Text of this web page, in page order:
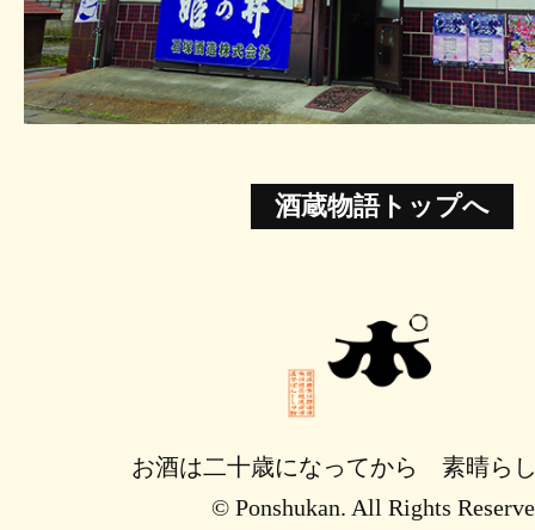
酒蔵物語トップへ
お酒は二十歳になってから 素晴ら
© Ponshukan. All Rights